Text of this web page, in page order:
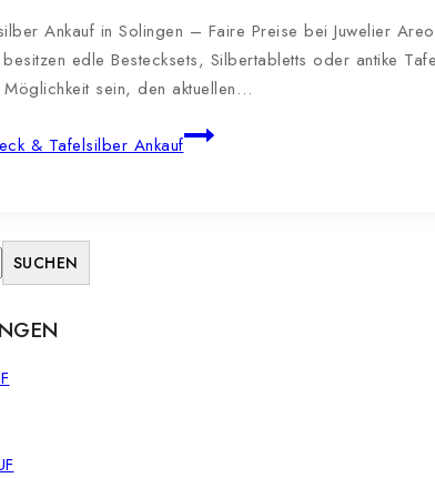
Ankauf in Solingen – Faire Preise bei Juwelier
edle Bestecksets, Silbertabletts oder antike
Möglichkeit sein, den aktuellen…
& Tafelsilber Ankauf
SUCHEN